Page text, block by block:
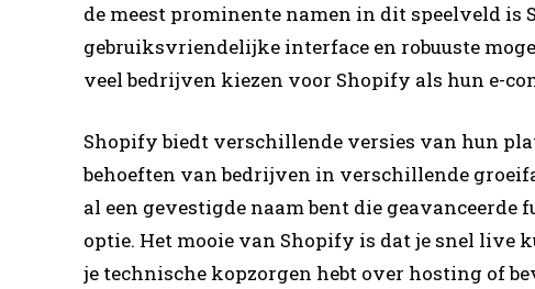
de meest prominente namen in dit speelveld is
gebruiksvriendelijke interface en robuuste
veel bedrijven kiezen voor Shopify als hun e-
Shopify biedt verschillende versies van hun
behoeften van bedrijven in verschillende
al een gevestigde naam bent die geavanceerde
optie. Het mooie van Shopify is dat je snel live
je technische kopzorgen hebt over hosting of